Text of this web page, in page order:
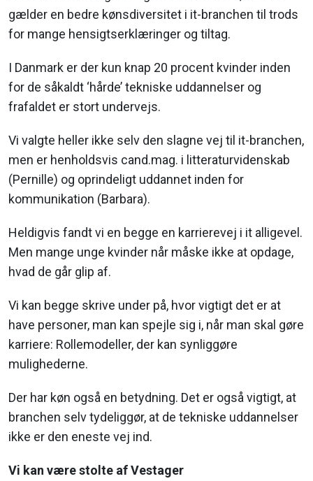
gælder en bedre kønsdiversitet i it-branchen til trods
for mange hensigtserklæringer og tiltag.
I Danmark er der kun knap 20 procent kvinder inden
for de såkaldt ‘hårde’ tekniske uddannelser og
frafaldet er stort undervejs.
Vi valgte heller ikke selv den slagne vej til it-branchen,
men er henholdsvis cand.mag. i litteraturvidenskab
(Pernille) og oprindeligt uddannet inden for
kommunikation (Barbara).
Heldigvis fandt vi en begge en karrierevej i it alligevel.
Men mange unge kvinder når måske ikke at opdage,
hvad de går glip af.
Vi kan begge skrive under på, hvor vigtigt det er at
have personer, man kan spejle sig i, når man skal gøre
karriere: Rollemodeller, der kan synliggøre
mulighederne.
Der har køn også en betydning. Det er også vigtigt, at
branchen selv tydeliggør, at de tekniske uddannelser
ikke er den eneste vej ind.
Vi kan være stolte af Vestager